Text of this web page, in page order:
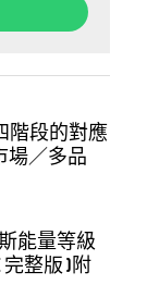
階段的對應
場／多品
能量等級
完整版 )附